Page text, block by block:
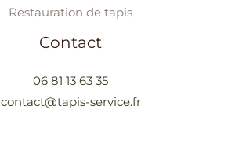
Restauration de tapis
Contact
06 81 13 63 35
contact@tapis-service.fr